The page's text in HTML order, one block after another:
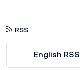
RSS
English RSS